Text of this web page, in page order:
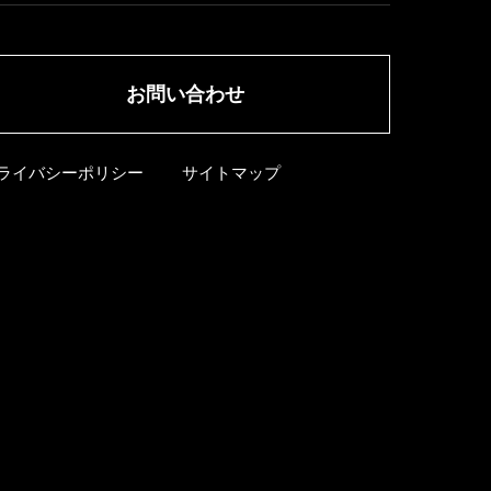
お問い合わせ
イバシーポリシー サイトマップ